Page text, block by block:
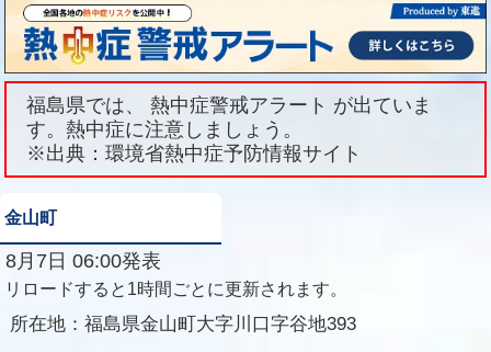
福島県では、 熱中症警戒アラート が出ていま
す。熱中症に注意しましょう。
※出典：環境省熱中症予防情報サイト
金山町
8月7日 06:00発表
リロードすると1時間ごとに更新されます。
所在地： 福島県金山町大字川口字谷地393